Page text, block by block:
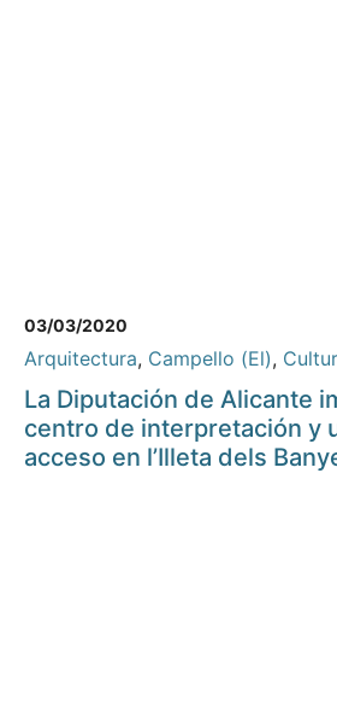
03/03/2020
Arquitectura, Campello (El),
La Diputación de Alicante
centro de interpretación y
acceso en l’Illeta dels